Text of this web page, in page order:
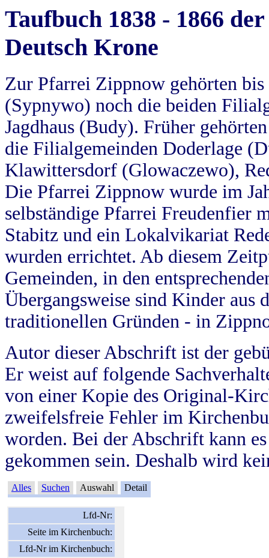
Taufbuch 1838 - 1866
Deutsch Krone
Zur Pfarrei Zippnow gehörten
(Sypnywo) noch die beiden
Jagdhaus (Budy). Früher
die Filialgemeinden Doderlage
Klawittersdorf (Glowaczewo),
Die Pfarrei Zippnow wurde im
selbständige Pfarrei Freudenfier
Stabitz und ein Lokalvikariat
wurden errichtet. Ab diesem
Gemeinden, in den
Übergangsweise sind Kinder aus
traditionellen Gründen - in
Autor dieser Abschrift ist der
Er weist auf folgende
von einer Kopie des Original-
zweifelsfreie Fehler im
worden. Bei der Abschrift kann
gekommen sein. Deshalb wird
Alles Suchen Auswahl Detail
Lfd-Nr:
Seite im Kirchenbuch:
Lfd-Nr im Kirchenbuch: